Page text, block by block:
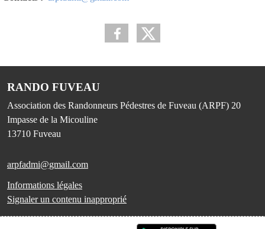
RANDO FUVEAU
Association des Randonneurs Pédestres de Fuveau (ARPF) 20
Impasse de la Micouline
13710 Fuveau
arpfadmi@gmail.com
Informations légales
Signaler un contenu inapproprié